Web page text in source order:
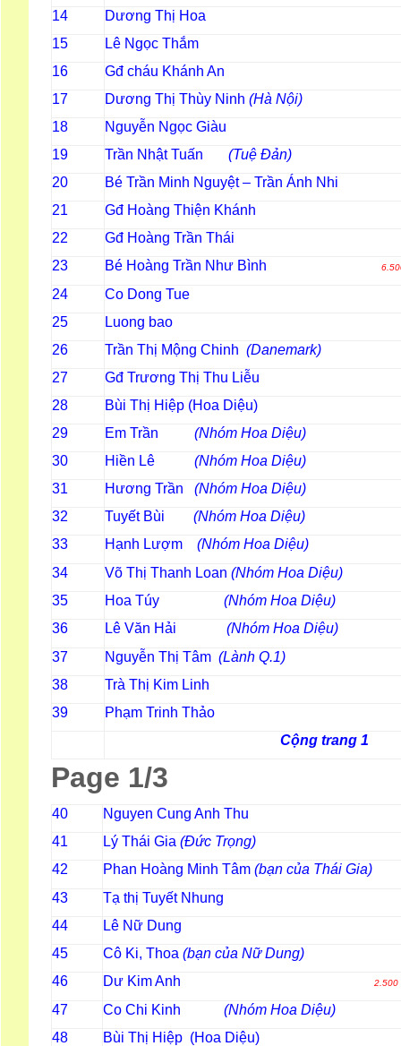
14 Dương Thị Hoa
15 Lê Ngọc Thắm
16 Gđ cháu Khánh An
17 Dương Thị Thùy Ninh (Hà Nội)
18 Nguyễn Ngọc Giàu
19 Trần Nhật Tuấn (Tuệ Đản)
20 Bé Trần Minh Nguyệt – Trần Ánh Nhi
21 Gđ Hoàng Thiện Khánh
22 Gđ Hoàng Trần Thái
23 Bé Hoàng Trần Như Bình
24 Co Dong Tue
25 Luong bao
26 Trần Thị Mộng Chinh (Danemark)
27 Gđ Trương Thị Thu Liễu
28 Bùi Thị Hiệp (Hoa Diệu)
29 Em Trần (Nhóm Hoa Diệu)
30 Hiền Lê (Nhóm Hoa Diệu)
31 Hương Trần (Nhóm Hoa Diệu)
32 Tuyết Bùi (Nhóm Hoa Diệu)
33 Hạnh Lượm (Nhóm Hoa
34 Võ Thị Thanh Loan (Nhóm Hoa Diệu)
35 Hoa Túy (Nhóm Hoa Diệu)
36 Lê Văn Hải (Nhóm Hoa
37 Nguyễn Thị Tâm (Lành Q.1)
38 Trà Thị Kim Linh
39
Phạm Trinh Thảo
Cộng trang 1
Page 1/3
40 Nguyen Cung Anh Thu
41 Lý Thái Gia (Đức Trọng)
42 Phan Hoàng Minh Tâm (bạn của Thái
43 Tạ thị Tuyết Nhung
44 Lê Nữ Dung
45 Cô Ki, Thoa (bạn của Nữ Dung)
46 Dư Kim Anh 2.500
47 Co Chi Kinh (Nhóm Hoa Diệu)
48 Bùi Thị Hiệp (Hoa Diệu)